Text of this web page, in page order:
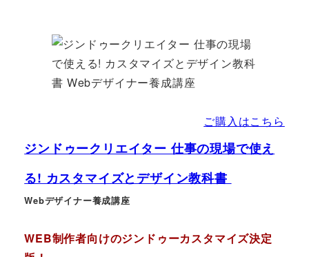
ご購入はこちら
ジンドゥークリエイター 仕事の現場で使え
る! カスタマイズとデザイン教科書
Webデザイナー養成講座
WEB制作者向けのジンドゥーカスタマイズ決定